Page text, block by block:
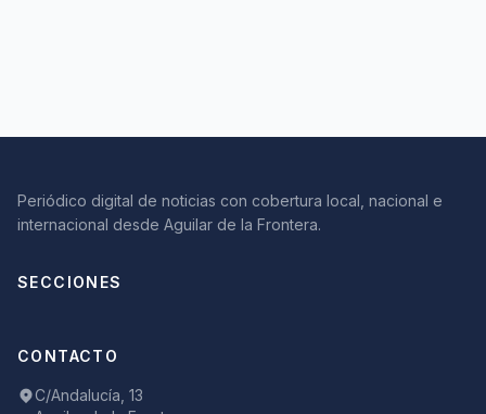
Periódico digital de noticias con cobertura local, nacional e
internacional desde Aguilar de la Frontera.
SECCIONES
CONTACTO
C/Andalucía, 13